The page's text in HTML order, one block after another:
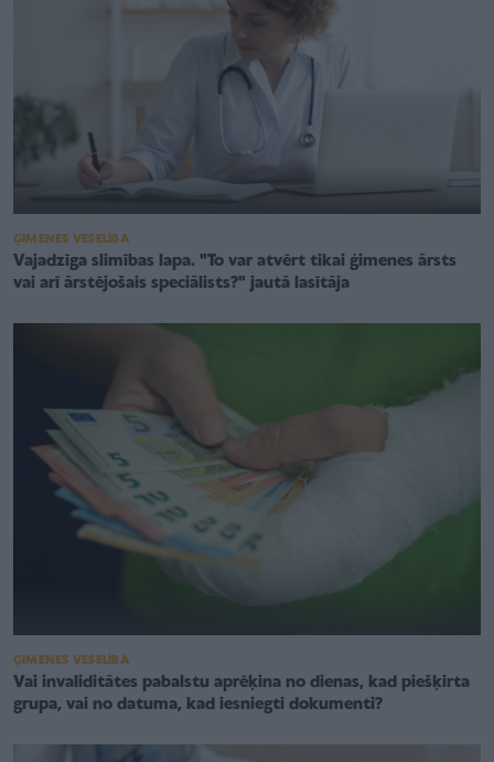
ĢIMENES VESELĪBA
Vajadzīga slimības lapa. "To var atvērt tikai ģimenes ārsts
vai arī ārstējošais speciālists?" jautā lasītāja
ĢIMENES VESELĪBA
Vai invaliditātes pabalstu aprēķina no dienas, kad piešķirta
grupa, vai no datuma, kad iesniegti dokumenti?